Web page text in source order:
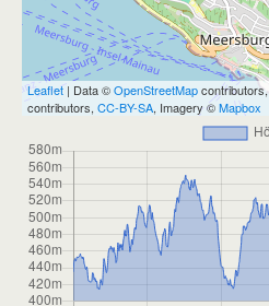
Leaflet| Data ©OpenStreetMap
contributors, CC-BY-SA, Imagery ©Mapbox